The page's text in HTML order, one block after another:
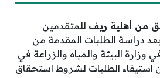
من أهلية ريف للمتقدمين
دراسة الطلبات المقدمة من
البيئة والمياه والزراعة في
استيفاء الطلبات لشروط استحقاق